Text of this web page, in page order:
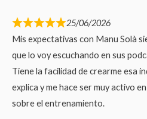
25/06/2026
Mis expectativas con Manu Solà
que lo voy escuchando en sus
Tiene la facilidad de crearme esa
explica y me hace ser muy activo
sobre el entrenamiento.